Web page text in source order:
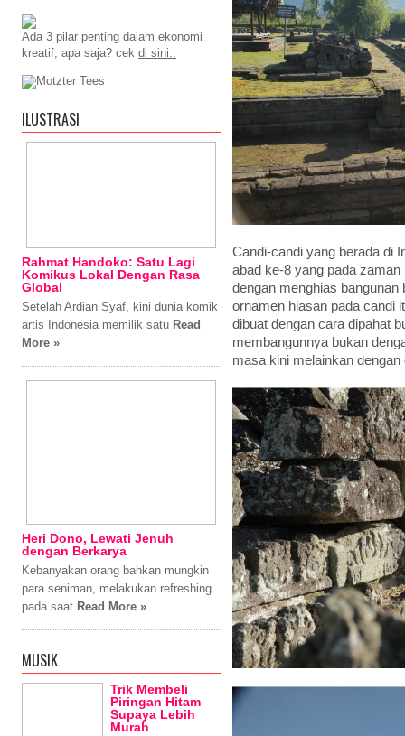
Candi-candi yang berada di
abad ke-8 yang pada
dengan menghias
ornamen hiasan pada candi
dibuat dengan cara dipahat
membangunnya bukan
masa kini melainkan dengan
Ada 3 pilar penting dalam ekonomi
kreatif, apa saja? cek di sini..
ILUSTRASI
Rahmat Handoko: Satu Lagi
Komikus Lokal Dengan Rasa
Global
Setelah Ardian Syaf, kini dunia komik
artis Indonesia memilik satu Read
More »
Heri Dono, Lewati Jenuh
dengan Berkarya
Kebanyakan orang bahkan mungkin
para seniman, melakukan refreshing
pada saat Read More »
MUSIK
Trik Membeli
Piringan Hitam
Supaya Lebih
Murah